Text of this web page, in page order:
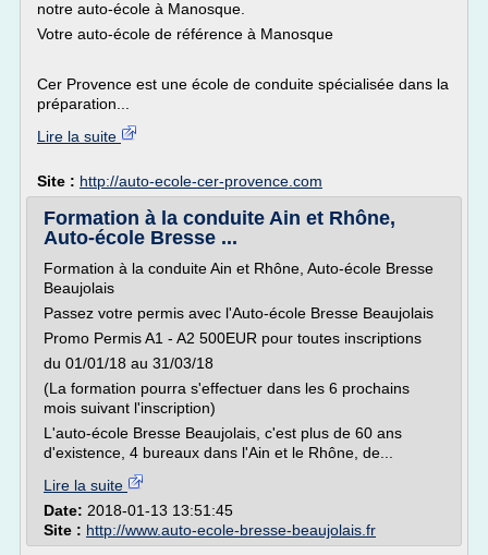
notre auto-école à Manosque.
Votre auto-école de référence à Manosque
Cer Provence est une école de conduite spécialisée dans la
préparation...
Lire la suite
Site : http://auto-ecole-cer-provence.com
Formation à la conduite Ain et Rhône,
Auto-école Bresse ...
Formation à la conduite Ain et Rhône, Auto-école Bresse
Beaujolais
Passez votre permis avec l'Auto-école Bresse Beaujolais
Promo Permis A1 - A2 500EUR pour toutes inscriptions
du 01/01/18 au 31/03/18
(La formation pourra s'effectuer dans les 6 prochains
mois suivant l'inscription)
L'auto-école Bresse Beaujolais, c'est plus de 60 ans
d'existence, 4 bureaux dans l'Ain et le Rhône, de...
Lire la suite
Date: 2018-01-13 13:51:45
Site : http://www.auto-ecole-bresse-beaujolais.fr